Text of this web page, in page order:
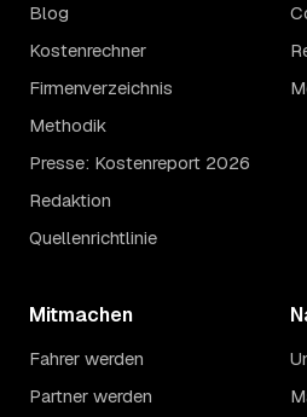
Blog
Kostenrechner
Firmenverzeichnis
Methodik
Presse: Kostenreport 2026
Redaktion
Quellenrichtlinie
Mitmachen
Fahrer werden
Partner werden